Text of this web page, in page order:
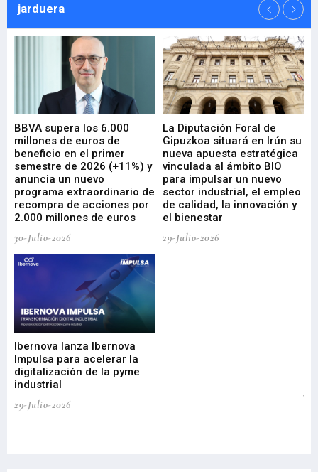
jarduera
BBVA supera los 6.000
millones de euros de
beneficio en el primer
semestre de 2026 (+11%) y
anuncia un nuevo
programa extraordinario de
recompra de acciones por
2.000 millones de euros
30-Julio-2026
La Diputación Foral de
Gipuzkoa situará en Irún su
nueva apuesta estratégica
vinculada al ámbito BIO
para impulsar un nuevo
sector industrial, el empleo
de calidad, la innovación y
el bienestar
29-Julio-2026
Ibernova lanza Ibernova
Impulsa para acelerar la
digitalización de la pyme
industrial
29-Julio-2026